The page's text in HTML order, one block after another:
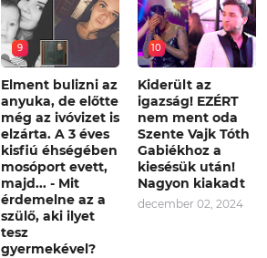
9
Elment bulizni az
anyuka, de előtte
még az ivóvizet is
elzárta. A 3 éves
kisfiú éhségében
mosóport evett,
majd... - Mit
érdemelne az a
szülő, aki ilyet
tesz
gyermekével?
10
Kiderült az
igazság! EZÉRT
nem ment oda
Szente Vajk Tóth
Gabiékhoz a
kiesésük után!
Nagyon kiakadt
december 02, 2024